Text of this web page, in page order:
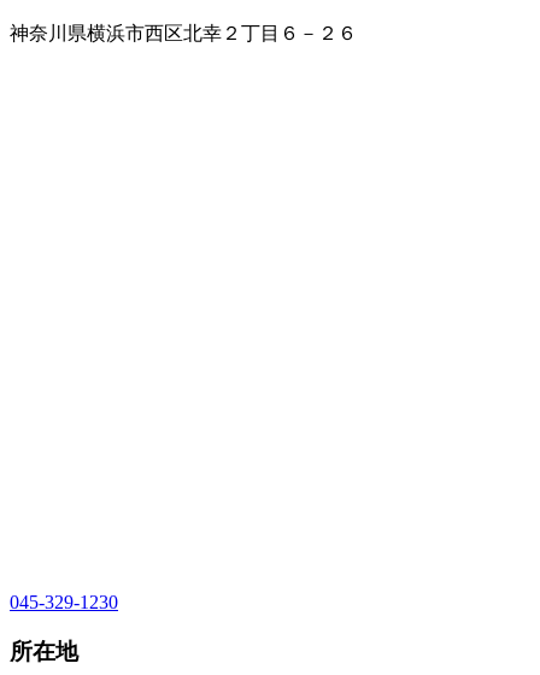
神奈川県横浜市西区北幸２丁目６－２６
045-329-1230
所在地